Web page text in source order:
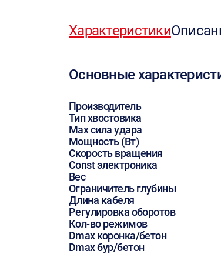
Характеристики
Основные
Производитель
Тип хвостовика
Max сила удара
Мощность (Вт)
Скорость вращения
Const электроника
Вес
Ограничитель глубины
Длина кабеля
Регулировка оборотов
Кол-во режимов
Dmax коронка/бетон
Dmax бур/бетон